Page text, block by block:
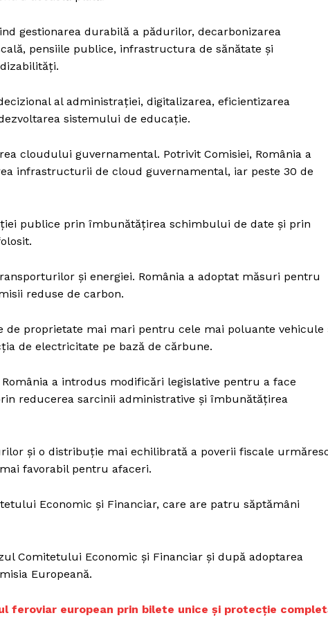
gestionarea durabilă a pădurilor, decarbonizarea
pensiile publice, infrastructura de sănătate și
al administrației, digitalizarea, eficientizarea
sistemului de educație.
cloudului guvernamental. Potrivit Comisiei, România a
infrastructurii de cloud guvernamental, iar peste 30 de
publice prin îmbunătățirea schimbului de date și prin
și energiei. România a adoptat măsuri pentru
reduse de carbon.
proprietate mai mari pentru cele mai poluante vehicule
de electricitate pe bază de cărbune.
a introdus modificări legislative pentru a face
reducerea sarcinii administrative și îmbunătățirea
și o distribuție mai echilibrată a poverii fiscale
favorabil pentru afaceri.
Economic și Financiar, care are patru săptămâni
Comitetului Economic și Financiar și după adoptarea
Europeană.
feroviar european prin bilete unice și protecție